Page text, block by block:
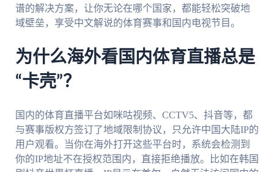
谱的解决方案，让你无论在哪个国家，都能轻松突破地
域壁垒，享受中文解说的体育赛事和国内电视节目。
为什么海外看国内体育直播总是
“卡壳”？
国内的体育直播平台如咪咕视频、CCTV5、抖音等，都
与赛事版权方签订了地域限制协议，只允许中国大陆IP的
用户观看。当你在海外打开这些平台时，系统会检测到
你的IP地址不在授权范围内，直接拒绝播放。比如在韩国